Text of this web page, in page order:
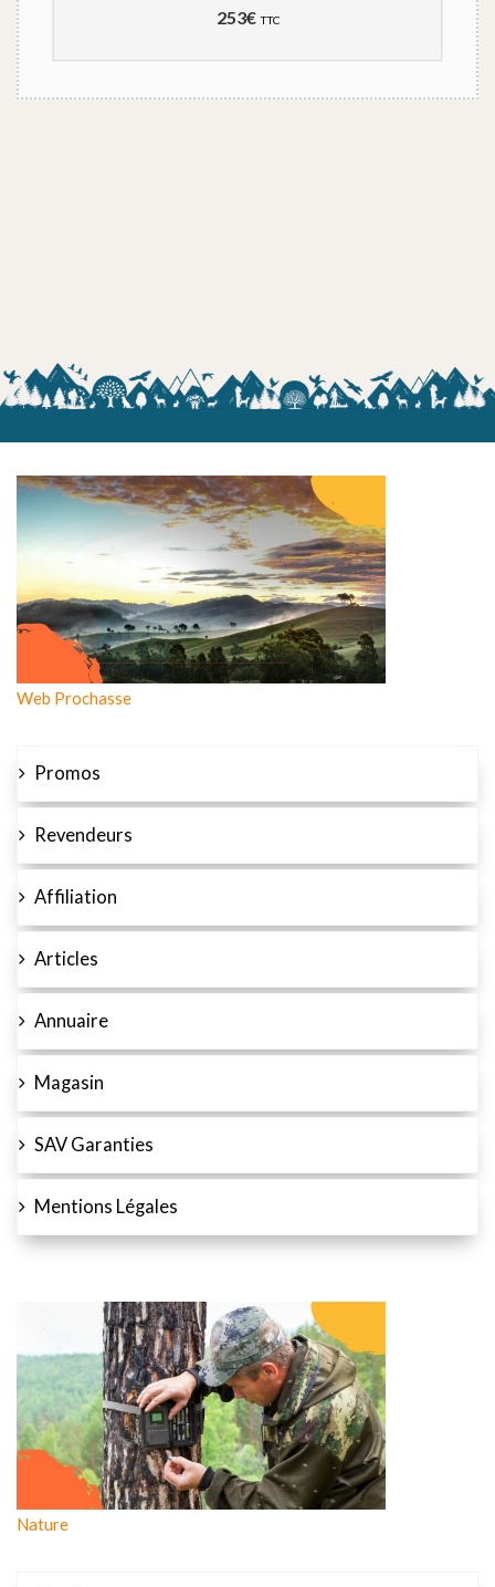
253€ TTC
Web Prochasse
Promos
Revendeurs
Affiliation
Articles
Annuaire
Magasin
SAV Garanties
Mentions Légales
Nature